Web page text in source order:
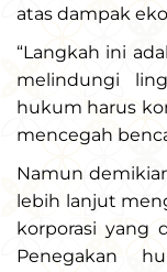
atas dampak
“Langkah ini
melindungi
hukum harus
mencegah
Namun
lebih lanjut
korporasi yang
Penegakan